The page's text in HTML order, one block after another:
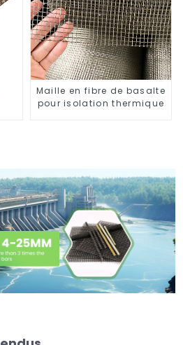
Maille en fibre de basalte
pour isolation thermique